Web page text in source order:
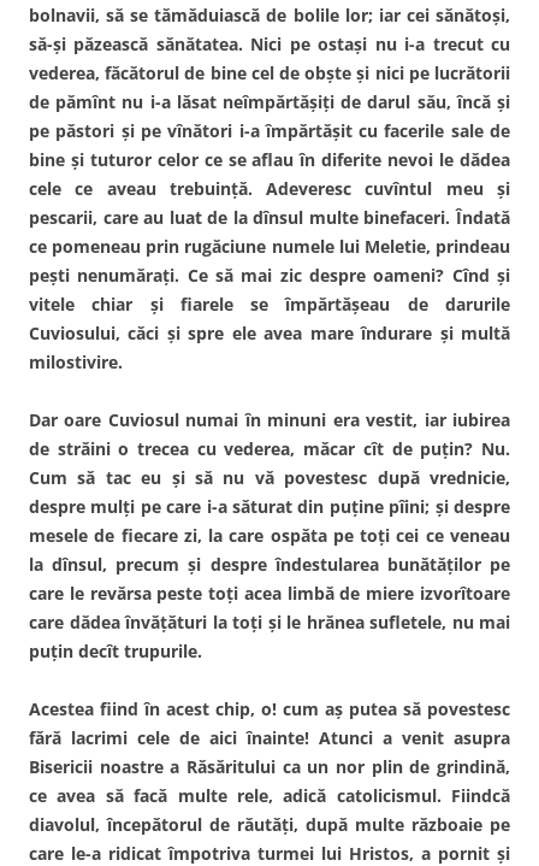
bolnavii, să se tămăduiască de bolile lor; iar cei sănătoşi,
să-şi păzească sănătatea. Nici pe ostaşi nu i-a trecut cu
vederea, făcătorul de bine cel de obşte şi nici pe lucrătorii
de pămînt nu i-a lăsat neîmpărtăşiţi de darul său, încă şi
pe păstori şi pe vînători i-a împărtăşit cu facerile sale de
bine şi tuturor celor ce se aflau în diferite nevoi le dădea
cele ce aveau trebuinţă. Adeveresc cuvîntul meu şi
pescarii, care au luat de la dînsul multe binefaceri. Îndată
ce pomeneau prin rugăciune numele lui Meletie, prindeau
peşti nenumăraţi. Ce să mai zic despre oameni? Cînd şi
vitele chiar şi fiarele se împărtăşeau de darurile
Cuviosului, căci şi spre ele avea mare îndurare şi multă
milostivire.
Dar oare Cuviosul numai în minuni era vestit, iar iubirea
de străini o trecea cu vederea, măcar cît de puţin? Nu.
Cum să tac eu şi să nu vă povestesc după vrednicie,
despre mulţi pe care i-a săturat din puţine pîini; şi despre
mesele de fiecare zi, la care ospăta pe toţi cei ce veneau
la dînsul, precum şi despre îndestularea bunătăţilor pe
care le revărsa peste toţi acea limbă de miere izvorîtoare
care dădea învăţături la toţi şi le hrănea sufletele, nu mai
puţin decît trupurile.
Acestea fiind în acest chip, o! cum aş putea să povestesc
fără lacrimi cele de aici înainte! Atunci a venit asupra
Bisericii noastre a Răsăritului ca un nor plin de grindină,
ce avea să facă multe rele, adică catolicismul. Fiindcă
diavolul, începătorul de răutăţi, după multe războaie pe
care le-a ridicat împotriva turmei lui Hristos, a pornit şi